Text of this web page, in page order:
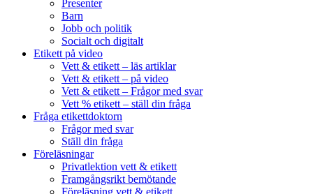
Presenter
Barn
Jobb och politik
Socialt och digitalt
Etikett på video
Vett & etikett – läs artiklar
Vett & etikett – på video
Vett & etikett – Frågor med svar
Vett % etikett – ställ din fråga
Fråga etikettdoktorn
Frågor med svar
Ställ din fråga
Föreläsningar
Privatlektion vett & etikett
Framgångsrikt bemötande